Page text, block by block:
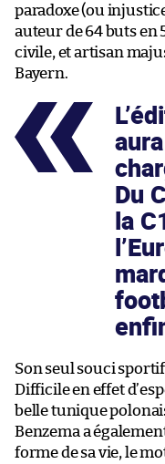
paradoxe (ou
auteur de 64 buts en
civile, et artisan
Bayern.
Du
la
Son seul souci
Difficile en effet
belle tunique
Benzema a
forme de sa vie, le